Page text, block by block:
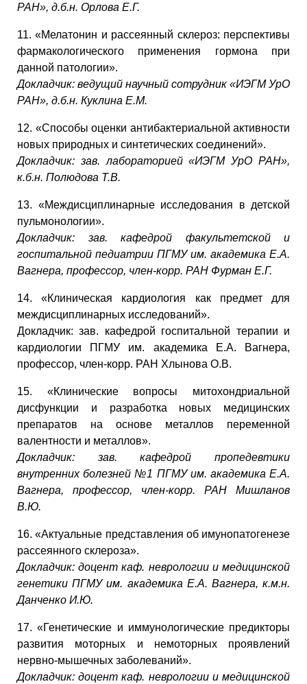
РАН», д.б.н. Орлова Е.Г.
11. «Мелатонин и рассеянный склероз: перспективы
фармакологического применения гормона при
данной патологии».
Докладчик: ведущий научный сотрудник «ИЭГМ УрО
РАН», д.б.н. Куклина Е.М.
12. «Способы оценки антибактериальной активности
новых природных и синтетических соединений».
Докладчик: зав. лабораторией «ИЭГМ УрО РАН»,
к.б.н. Полюдова Т.В.
13. «Междисциплинарные исследования в детской
пульмонологии».
Докладчик: зав. кафедрой факультетской и
госпитальной педиатрии ПГМУ им. академика Е.А.
Вагнера, профессор, член-корр. РАН Фурман Е.Г.
14. «Клиническая кардиология как предмет для
междисциплинарных исследований».
Докладчик: зав. кафедрой госпитальной терапии и
кардиологии ПГМУ им. академика Е.А. Вагнера,
профессор, член-корр. РАН Хлынова О.В.
15. «Клинические вопросы митохондриальной
дисфункции и разработка новых медицинских
препаратов на основе металлов переменной
валентности и металлов».
Докладчик: зав. кафедрой пропедевтики
внутренних болезней №1 ПГМУ им. академика Е.А.
Вагнера, профессор, член-корр. РАН Мишланов
В.Ю.
16. «Актуальные представления об имунопатогенезе
рассеянного склероза».
Докладчик: доцент каф. неврологии и медицинской
генетики ПГМУ им. академика Е.А. Вагнера, к.м.н.
Данченко И.Ю.
17. «Генетические и иммунологические предикторы
развития моторных и немоторных проявлений
нервно-мышечных заболеваний».
Докладчик: доцент каф. неврологии и медицинской